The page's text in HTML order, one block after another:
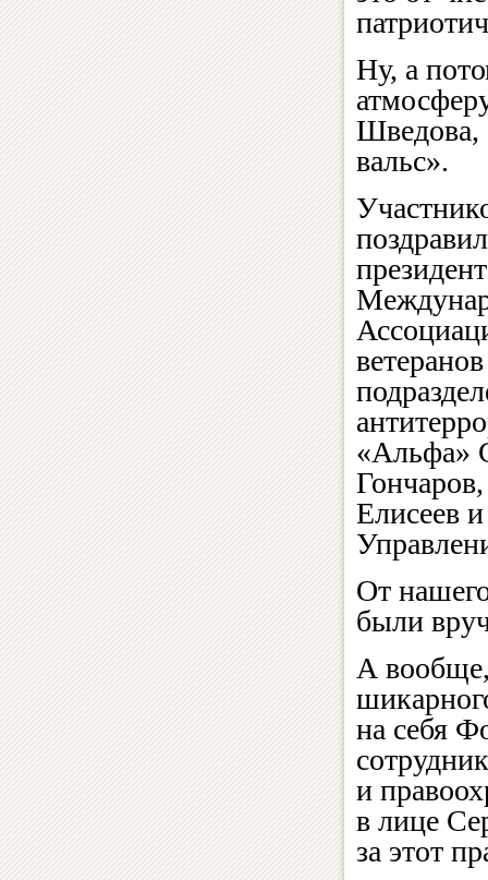
Ну, а
Шведова,
вальс».
президент
ветеранов
«Альфа»
Елисеев
От
были
А вообще,
на себя
и
в лице
за этот